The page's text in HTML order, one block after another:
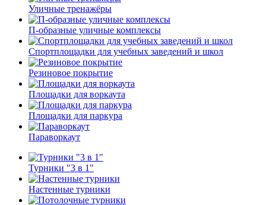
Уличные тренажёры
П-образные уличные комплексы
Спортплощадки для учебных заведений и школ
Резиновое покрытие
Площадки для воркаута
Площадки для паркура
Параворкаут
Турники "3 в 1"
Настенные турники